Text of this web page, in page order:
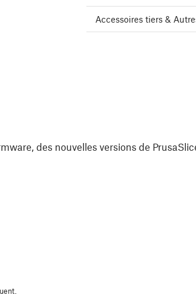
Accessoires tiers &
des nouvelles versions de